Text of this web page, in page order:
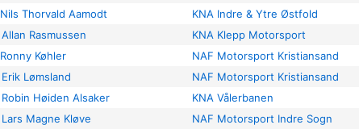
Nils Thorvald Aamodt KNA Indre & Ytre Østfold
Allan Rasmussen KNA Klepp Motorsport
Ronny Køhler NAF Motorsport Kristiansand
Erik Lømsland NAF Motorsport Kristiansand
Robin Høiden Alsaker KNA Vålerbanen
Lars Magne Kløve NAF Motorsport Indre Sogn